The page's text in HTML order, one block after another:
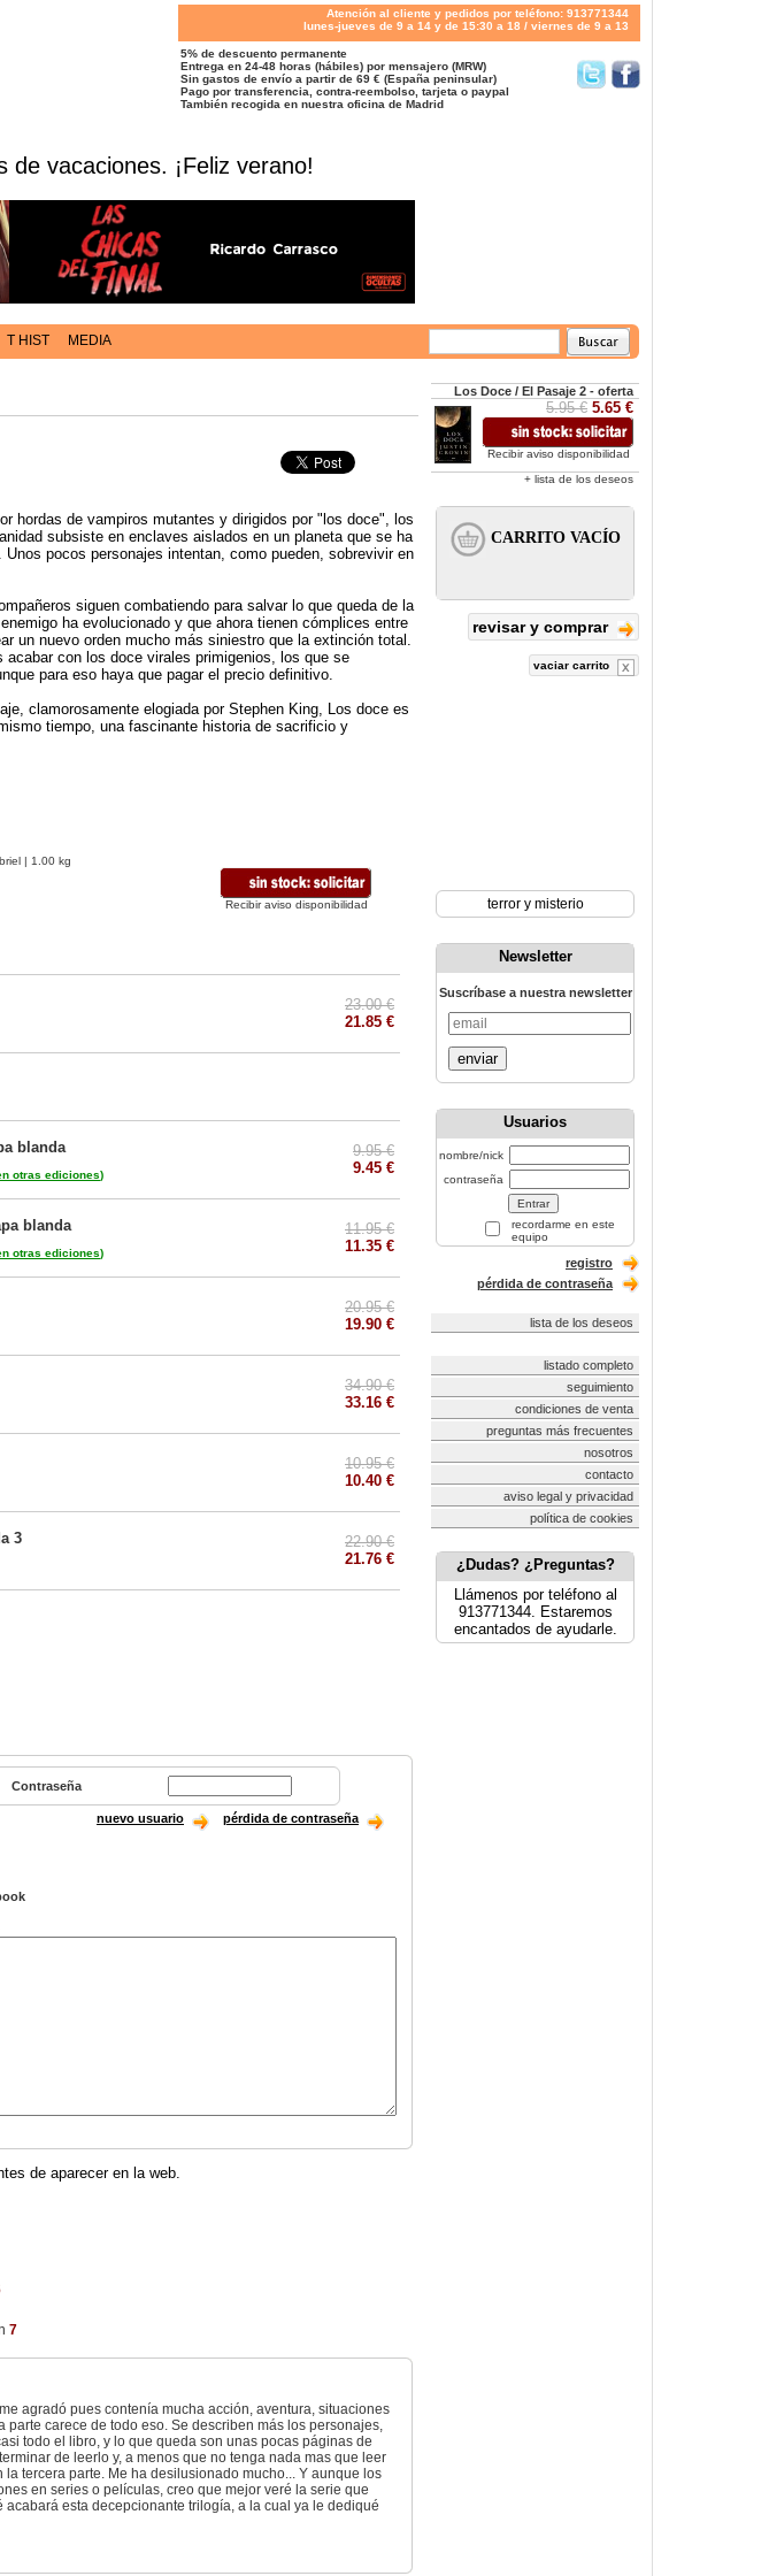
Atención al cliente y pedidos por teléfono: 913771344
lunes-jueves de 9 a 14 y de 15:30 a 18 / viernes de 9 a 13
5% de descuento permanente
Entrega en 24-48 horas (hábiles) por mensajero (MRW)
Sin gastos de envío a partir de 69 € (España peninsular)
Pago por transferencia, contra-reembolso, tarjeta o paypal
También recogida en nuestra oficina de Madrid
vacaciones. ¡Feliz verano!
T HIST MEDIA
hordas de vampiros mutantes y dirigidos por "los doce", los
subsiste en enclaves aislados en un planeta que se ha
pocos personajes intentan, como pueden, sobrevivir en
siguen combatiendo para salvar lo que queda de la
ha evolucionado y que ahora tienen cómplices entre
un nuevo orden mucho más siniestro que la extinción total.
acabar con los doce virales primigenios, los que se
para eso haya que pagar el precio definitivo.
clamorosamente elogiada por Stephen King, Los doce es
tiempo, una fascinante historia de sacrificio y
| 1.00 kg
Recibir aviso disponibilidad
23.00 €
21.85 €
blanda
otras ediciones)
9.95 €
9.45 €
blanda
otras ediciones)
11.95 €
11.35 €
20.95 €
19.90 €
34.90 €
33.16 €
10.95 €
10.40 €
3
22.90 €
21.76 €
Contraseña
nuevo usuario pérdida de contraseña
de aparecer en la web.
7
agradó pues contenía mucha acción, aventura, situaciones
parte carece de todo eso. Se describen más los personajes,
todo el libro, y lo que queda son unas pocas páginas de
de leerlo y, a menos que no tenga nada mas que leer
tercera parte. Me ha desilusionado mucho... Y aunque los
en series o películas, creo que mejor veré la serie que
esta decepcionante trilogía, a la cual ya le dediqué
Los Doce / El Pasaje 2 - oferta
5.95 € 5.65 €
Recibir aviso disponibilidad
+ lista de los deseos
revisar y comprar
vaciar carrito
terror y misterio
Newsletter
Suscríbase a nuestra newsletter
enviar
Usuarios
nombre/nick
contraseña
recordarme en este
equipo
registro
pérdida de contraseña
lista de los deseos
listado completo
seguimiento
condiciones de venta
preguntas más frecuentes
nosotros
contacto
aviso legal y privacidad
política de cookies
¿Dudas? ¿Preguntas?
Llámenos por teléfono al
913771344. Estaremos
encantados de ayudarle.